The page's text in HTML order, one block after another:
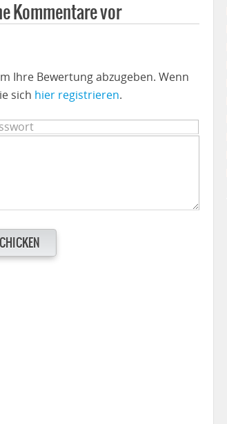
Kommentare vor
Ihre Bewertung abzugeben. Wenn
sich hier registrieren.